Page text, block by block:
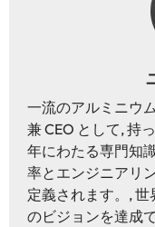
一流のアルミニウ
兼 CEO として, 持
年にわたる専門知
率とエンジニアリ
定義されます。,
のビジョンを達成